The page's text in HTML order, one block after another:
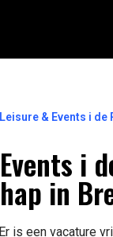
& Events i
i
in
is een vacature